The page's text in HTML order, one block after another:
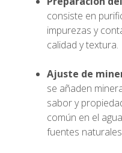
consiste en
impurezas y
calidad y textura.
Ajuste de
se añaden
sabor y
común en el
fuentes